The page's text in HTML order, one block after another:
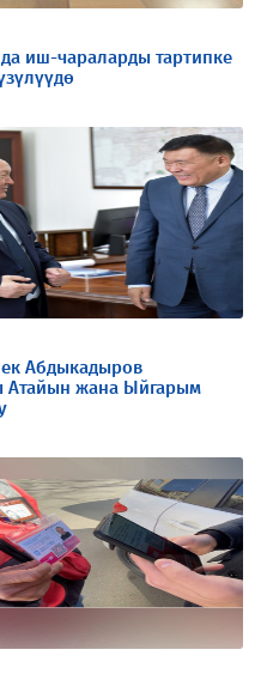
иш-чараларды тартипке
Абдыкадыров
Атайын жана Ыйгарым